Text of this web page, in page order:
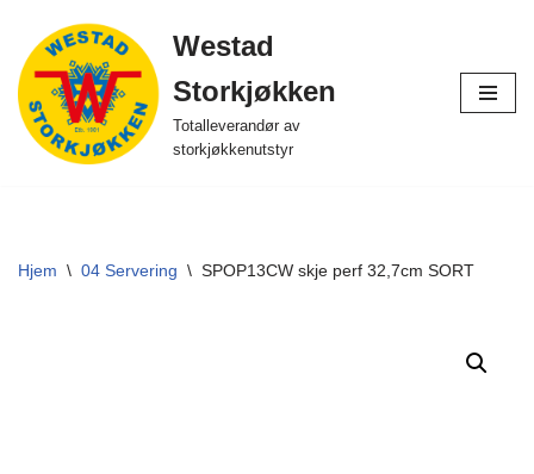
Hopp
til
innholdet
Westad
Storkjøkken
Totalleverandør av
storkjøkkenutstyr
Hjem \ 04 Servering \ SPOP13CW skje perf 32,7cm SORT